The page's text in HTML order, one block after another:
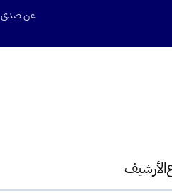
عن صدى
الأرشيف